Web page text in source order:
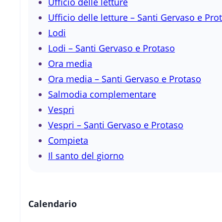
Ufficio delle letture – Santi Gervaso e
Lodi
Lodi – Santi Gervaso e Protaso
Ora media
Ora media – Santi Gervaso e Protaso
Salmodia complementare
Vespri
Vespri – Santi Gervaso e Protaso
Compieta
Il santo del giorno
Calendario